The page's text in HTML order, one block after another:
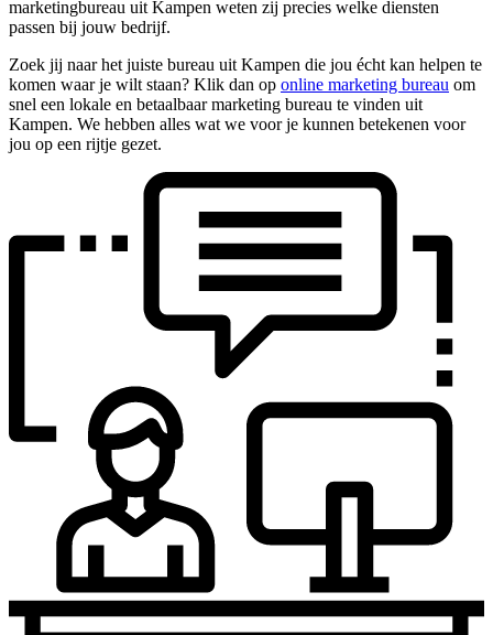
marketingbureau uit Kampen weten zij precies welke diensten
passen bij jouw bedrijf.
Zoek jij naar het juiste bureau uit Kampen die jou écht kan helpen te
komen waar je wilt staan? Klik dan op online marketing bureau om
snel een lokale en betaalbaar marketing bureau te vinden uit
Kampen. We hebben alles wat we voor je kunnen betekenen voor
jou op een rijtje gezet.